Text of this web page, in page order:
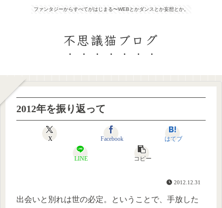
ファンタジーからすべてがはじまる〜WEBとかダンスとか妄想とか。
不思議猫ブログ
2012年を振り返って
X Facebook はてブ
LINE コピー
2012.12.31
出会いと別れは世の必定。ということで、手放した